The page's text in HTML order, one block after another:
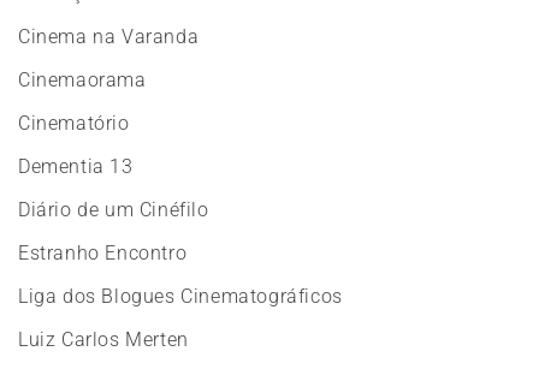
Cinema na Varanda
Cinemaorama
Cinematório
Dementia 13
Diário de um Cinéfilo
Estranho Encontro
Liga dos Blogues Cinematográficos
Luiz Carlos Merten